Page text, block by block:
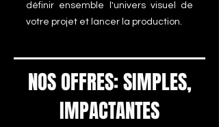
définir ensemble l'univers visuel de
votre projet et lancer la production.
NOS OFFRES: SIMPLES,
IMPACTANTES